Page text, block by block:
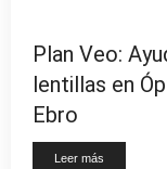
Plan Veo:
lentillas en
Ebro
Leer más